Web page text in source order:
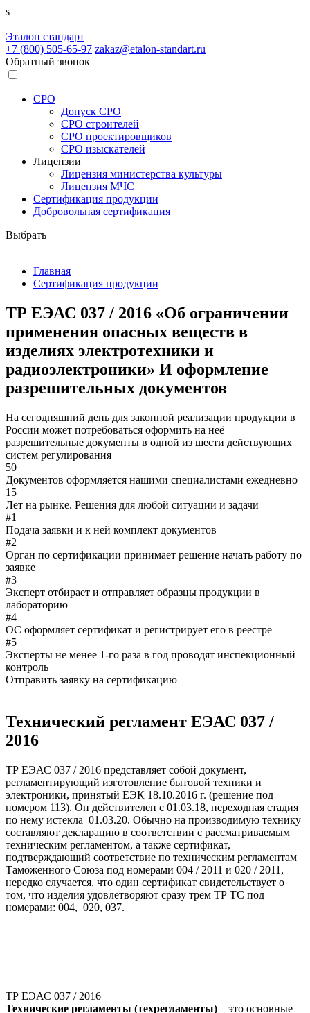
s
Эталон стандарт
+7 (800) 505-65-97 zakaz@etalon-standart.ru
Обратный звонок
СРО
Допуск СРО
СРО строителей
СРО проектировщиков
СРО изыскателей
Лицензии
Лицензия министерства культуры
Лицензия МЧС
Сертификация продукции
Добровольная сертификация
Выбрать
Главная
Сертификация продукции
ТР ЕЭАС 037 / 2016 «Об ограничении
применения опасных веществ в
изделиях электротехники и
радиоэлектроники» И оформление
разрешительных документов
На сегодняшний день для законной реализации продукции в
России может потребоваться оформить на неё
разрешительные документы в одной из шести действующих
систем регулирования
50
Документов оформляется нашими специалистами ежедневно
15
Лет на рынке. Решения для любой ситуации и задачи
#1
Подача заявки и к ней комплект документов
#2
Орган по сертификации принимает решение начать работу по
заявке
#3
Эксперт отбирает и отправляет образцы продукции в
лабораторию
#4
ОС оформляет сертификат и регистрирует его в реестре
#5
Эксперты не менее 1-го раза в год проводят инспекционный
контроль
Отправить заявку на сертификацию
Технический регламент ЕЭАС 037 /
2016
ТР ЕЭАС 037 / 2016 представляет собой документ,
регламентирующий изготовление бытовой техники и
электроники, принятый ЕЭК 18.10.2016 г. (решение под
номером 113). Он действителен с 01.03.18, переходная стадия
по нему истекла 01.03.20. Обычно на производимую технику
составляют декларацию в соответствии с рассматриваемым
техническим регламентом, а также сертификат,
подтверждающий соответствие по техническим регламентам
Таможенного Союза под номерами 004 / 2011 и 020 / 2011,
нередко случается, что один сертификат свидетельствует о
том, что изделия удовлетворяют сразу трем ТР ТС под
номерами: 004, 020, 037.
ТР ЕЭАС 037 / 2016
Технические регламенты (техрегламенты) – это основные